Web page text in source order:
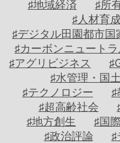
こ
の
國
の
か
た
ち
が
♯地域経済
♯所
♯人材育
♯デジタル田園都市国
♯カーボンニュート
♯アグリビジネス
♯水管理・国
♯テクノロジー
♯
♯超高齢社会
♯地方創生
♯国際
♯政治評論
♯